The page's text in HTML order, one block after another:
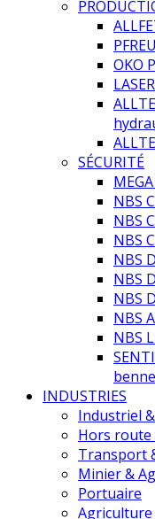
OKO
SÉCURITÉ
NBS
NBS
NBS
NBS
NBS
NBS
NBS
NBS
INDUSTRIES
Industriel
Hors route
Transport
Minier &
Portuaire
Agriculture